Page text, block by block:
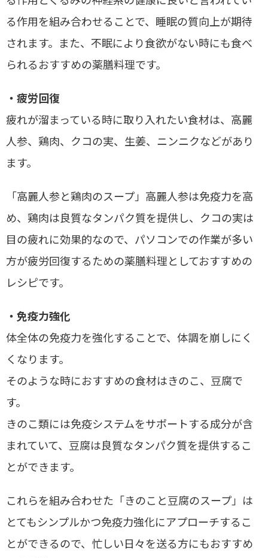
る作用を組み合わせることで、睡眠の質向上が期待
されます。また、不眠により食欲がない時にも食べ
られるおすすめの薬膳料理です。
・疲労回復
疲れが溜まっている時に取り入れたい食材は、高麗
人参、鶏肉、クコの実、生姜、ニンニクなどがあり
ます。
「高麗人参と鶏肉のスープ」高麗人参は免疫力を高
め、鶏肉は良質なタンパク質を提供し、クコの実は
目の疲れに効果的なので、パソコンでの作業が多い
方が疲労回復するための薬膳料理としておすすめの
レシピです。
・免疫力強化
体全体の免疫力を強化することで、体調を崩しにく
くなります。
そのような時におすすめの食材はきのこ、豆腐で
す。
きのこ類には免疫システムをサポートする成分が含
まれていて、豆腐は良質なタンパク質を提供するこ
とができます。
これらを組み合わせた「きのこと豆腐のスープ」は
とてもシンプルかつ免疫力強化にアプローチするこ
とができるので、忙しい日々を送る方にもおすすめ